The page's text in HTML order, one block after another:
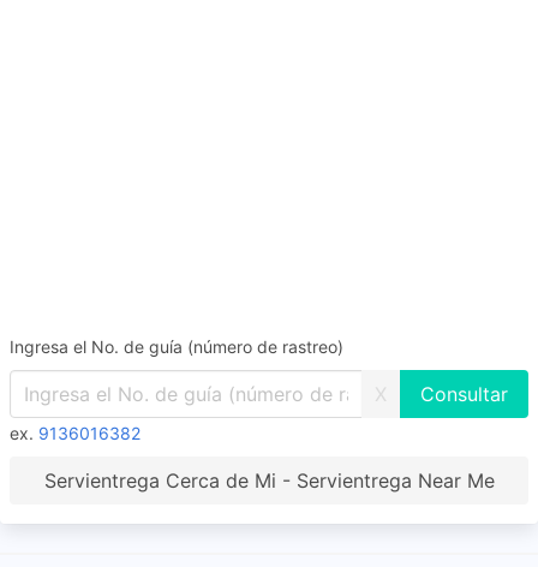
Ingresa el No. de guía (número de rastreo)
X
ex. 9136016382
Servientrega Cerca de Mi - Servientrega Near Me